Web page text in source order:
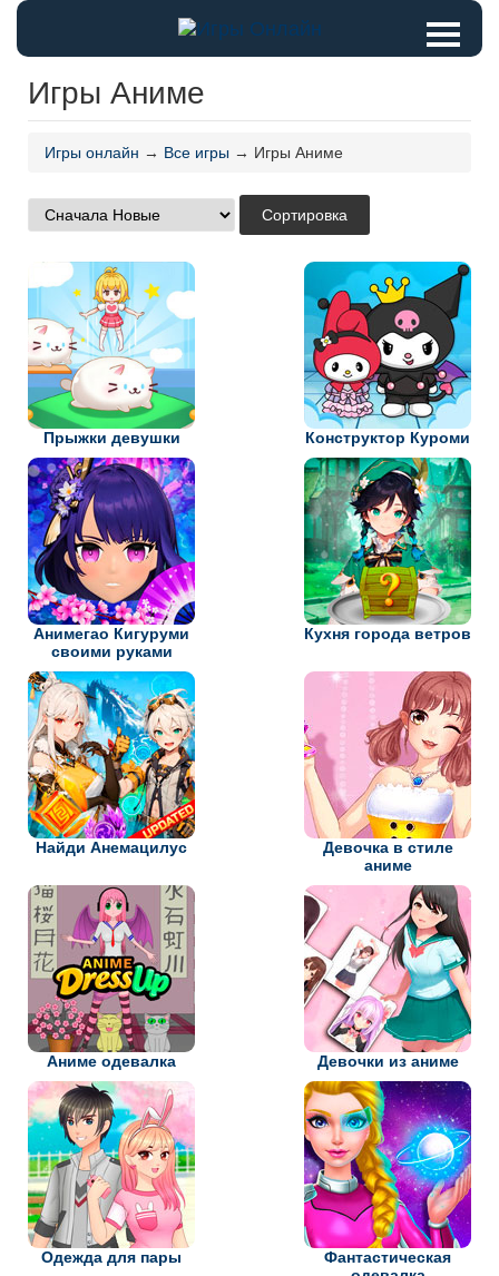
Игры Аниме
Игры онлайн → Все игры → Игры Аниме
Прыжки девушки Конструктор Куроми
Анимегао Кигуруми
своими руками
Кухня города ветров
Найди Анемацилус
Девочка в стиле
аниме
Аниме одевалка Девочки из аниме
Одежда для пары
Фантастическая